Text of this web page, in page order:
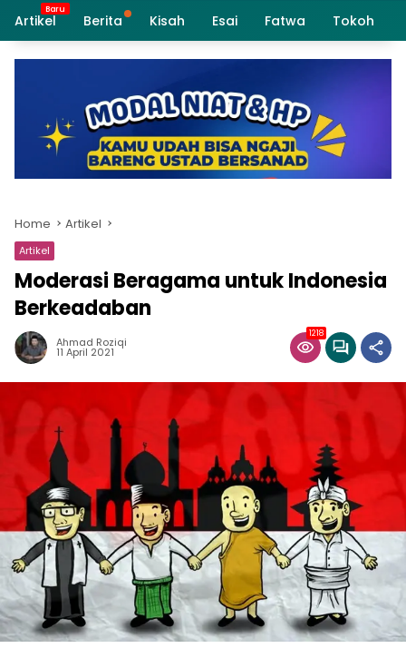
Artikel Berita Kisah Esai Fatwa Tokoh
Home Artikel
Artikel
Moderasi Beragama untuk Indonesia
Berkeadaban
Ahmad Roziqi
11 April 2021
1218